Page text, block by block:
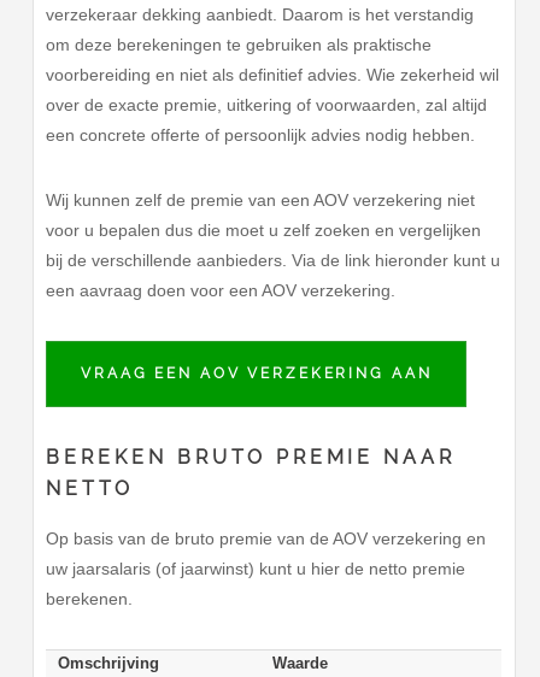
verzekeraar dekking aanbiedt. Daarom is het verstandig
om deze berekeningen te gebruiken als praktische
voorbereiding en niet als definitief advies. Wie zekerheid wil
over de exacte premie, uitkering of voorwaarden, zal altijd
een concrete offerte of persoonlijk advies nodig hebben.
Wij kunnen zelf de premie van een AOV verzekering niet
voor u bepalen dus die moet u zelf zoeken en vergelijken
bij de verschillende aanbieders. Via de link hieronder kunt u
een aavraag doen voor een AOV verzekering.
VRAAG EEN AOV VERZEKERING AAN
BEREKEN BRUTO PREMIE NAAR
NETTO
Op basis van de bruto premie van de AOV verzekering en
uw jaarsalaris (of jaarwinst) kunt u hier de netto premie
berekenen.
Omschrijving Waarde